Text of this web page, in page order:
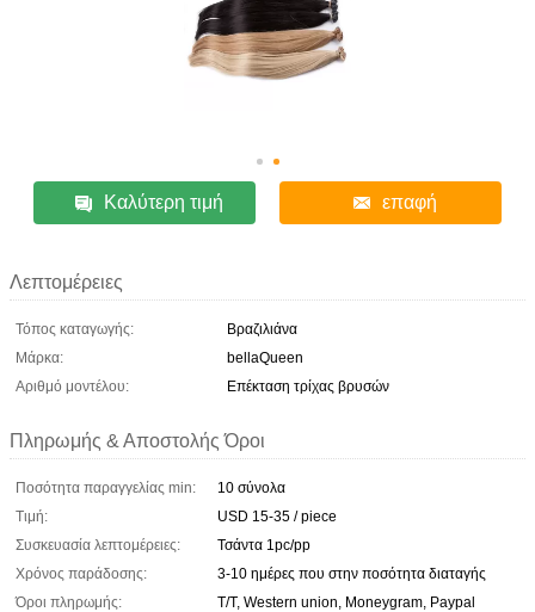
Καλύτερη τιμή επαφή
Λεπτομέρειες
Τόπος καταγωγής:
Βραζιλιάνα
Μάρκα:
bellaQueen
Αριθμό μοντέλου:
Επέκταση τρίχας βρυσών
Πληρωμής & Αποστολής Όροι
Ποσότητα παραγγελίας min:
10 σύνολα
Τιμή:
USD 15-35 / piece
Συσκευασία λεπτομέρειες:
Τσάντα 1pc/pp
Χρόνος παράδοσης:
3-10 ημέρες που στην ποσότητα διαταγής
Όροι πληρωμής:
T/T, Western union, Moneygram, Paypal